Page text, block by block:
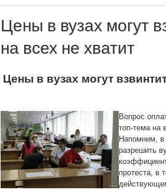
Цены в вузах могут
на всех не хватит
Цены в вузах могут
Вопрос
топ-тема на
Напомним, в
разрешить
протеста, в